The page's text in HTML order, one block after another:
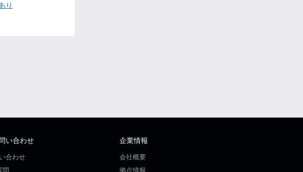
り
い合わせ
合わせ
問
企業情報
会社概要
拠点情報